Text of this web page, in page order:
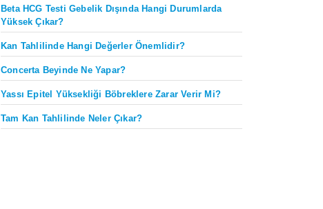
Beta HCG Testi Gebelik Dışında Hangi Durumlarda
Yüksek Çıkar?
Kan Tahlilinde Hangi Değerler Önemlidir?
Concerta Beyinde Ne Yapar?
Yassı Epitel Yüksekliği Böbreklere Zarar Verir Mi?
Tam Kan Tahlilinde Neler Çıkar?